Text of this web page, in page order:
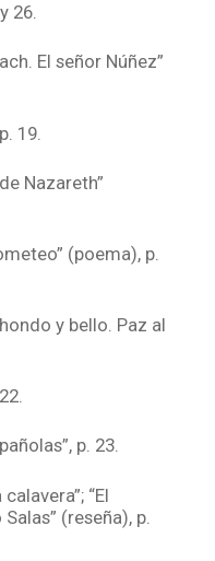
26.
El señor Núñez”
19.
Nazareth”
(poema), p.
y bello. Paz al
p. 23.
“El
(reseña), p.